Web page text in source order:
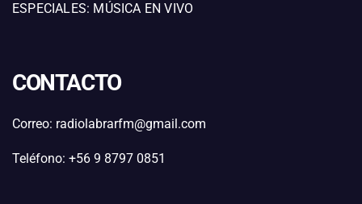
ESPECIALES: MÚSICA EN VIVO
CONTACTO
Correo: radiolabrarfm@gmail.com
Teléfono: +56 9 8797 0851